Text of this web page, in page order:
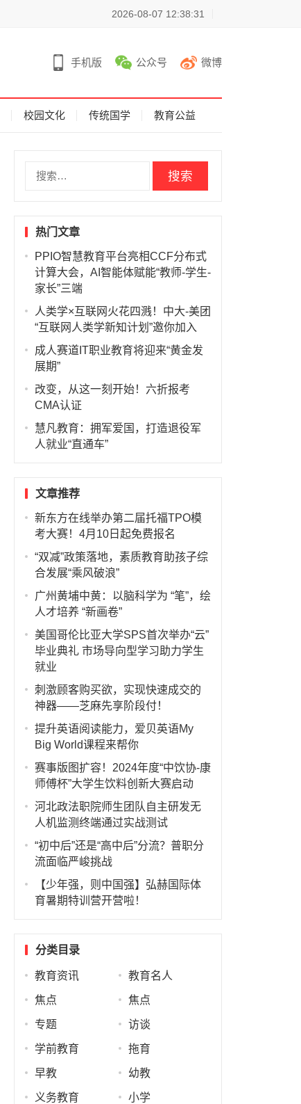
2026-08-07 12:38:31
手机版 公众号 微博
校园文化 传统国学 教育公益
热门文章
PPIO智慧教育平台亮相CCF分布式
计算大会，AI智能体赋能“教师-学生-
家长”三端
人类学×互联网火花四溅！中大-美团
“互联网人类学新知计划”邀你加入
成人赛道IT职业教育将迎来“黄金发
展期”
改变，从这一刻开始！六折报考
CMA认证
慧凡教育：拥军爱国，打造退役军
人就业“直通车”
文章推荐
新东方在线举办第二届托福TPO模
考大赛！4月10日起免费报名
“双减”政策落地，素质教育助孩子综
合发展“乘风破浪”
广州黄埔中黄：以脑科学为 “笔”，绘
人才培养 “新画卷”
美国哥伦比亚大学SPS首次举办“云”
毕业典礼 市场导向型学习助力学生
就业
刺激顾客购买欲，实现快速成交的
神器——芝麻先享阶段付！
提升英语阅读能力，爱贝英语My
Big World课程来帮你
赛事版图扩容！2024年度“中饮协-康
师傅杯”大学生饮料创新大赛启动
河北政法职院师生团队自主研发无
人机监测终端通过实战测试
“初中后”还是“高中后”分流？普职分
流面临严峻挑战
【少年强，则中国强】弘赫国际体
育暑期特训营开营啦！
分类目录
教育资讯 教育名人
焦点 焦点
专题 访谈
学前教育 拖育
早教 幼教
义务教育 小学